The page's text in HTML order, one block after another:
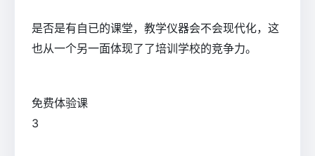
是否是有自已的课堂，教学仪器会不会现代化，这
也从一个另一面体现了了培训学校的竞争力。
免费体验课
3